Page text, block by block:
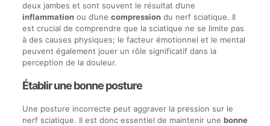
deux jambes et sont souvent le résultat d’une
inflammationou d’une compressiondu nerf sciatique. Il
est crucial de comprendre que la sciatique ne se limite pas
à des causes physiques; le facteur émotionnel et le mental
peuvent également jouer un rôle significatif dans la
perception de la douleur.
Établir une bonne posture
Une posture incorrecte peut aggraver la pression sur le
nerf sciatique. Il est donc essentiel de maintenir une bonne